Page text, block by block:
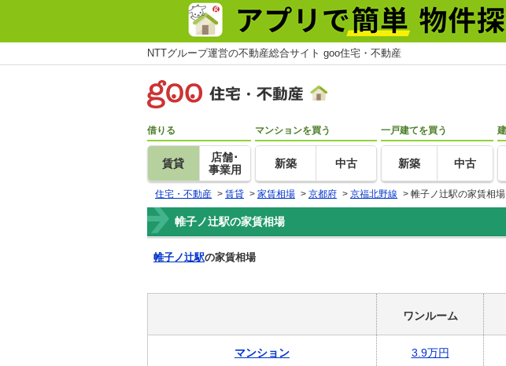
NTTグループ運営の不動産総合サイト goo住宅・不動産
借りる
賃貸
店舗･
事業用
マンションを買う
新築 中古
一戸建てを買う
新築 中古
住宅・不動産 > 賃貸 > 家賃相場 > 京都府 > 京福北野線 > 帷子ノ辻駅の家賃相場
帷子ノ辻駅の家賃相場
帷子ノ辻駅の家賃相場
ワンルーム
マンション 3.9万円